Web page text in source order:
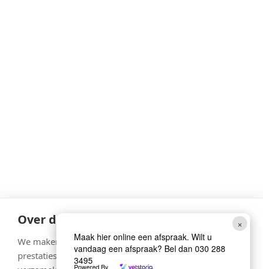
Over de cookies op deze website
We maken gebruik van cookies om gegevens m.b.t. de
prestaties en het gebruik van deze website te
×
Maak hier online een afspraak. Wilt u
vandaag een afspraak? Bel dan 030 288
3495
Powered By